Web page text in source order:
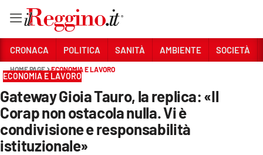
Sezioni
CRONACA
POLITICA
SANITÀ
CRONACA POLITICA SANITÀ AMBIENTE SOCIETÀ
HOME PAGE ECONOMIA E LAVORO
ECONOMIA E LAVORO
Gateway Gioia Tauro, la replica: «Il
Corap non ostacola nulla. Vi è
condivisione e responsabilità
istituzionale»